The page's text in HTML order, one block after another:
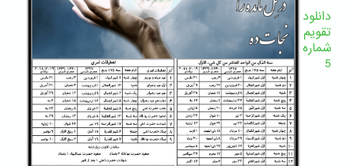
دانلود
تقویم
شماره
5